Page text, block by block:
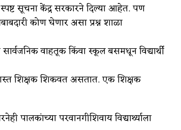
सूचना केंद्र सरकारने दिल्या आहेत. पण
कोण घेणार असा प्रश्न शाळा
वाहतूक किंवा स्कूल बसमधून विद्यार्थी
जास्त शिक्षक शिकवत असतात. एक शिक्षक
पालकांच्या परवानगीशिवाय विद्यार्थ्याला